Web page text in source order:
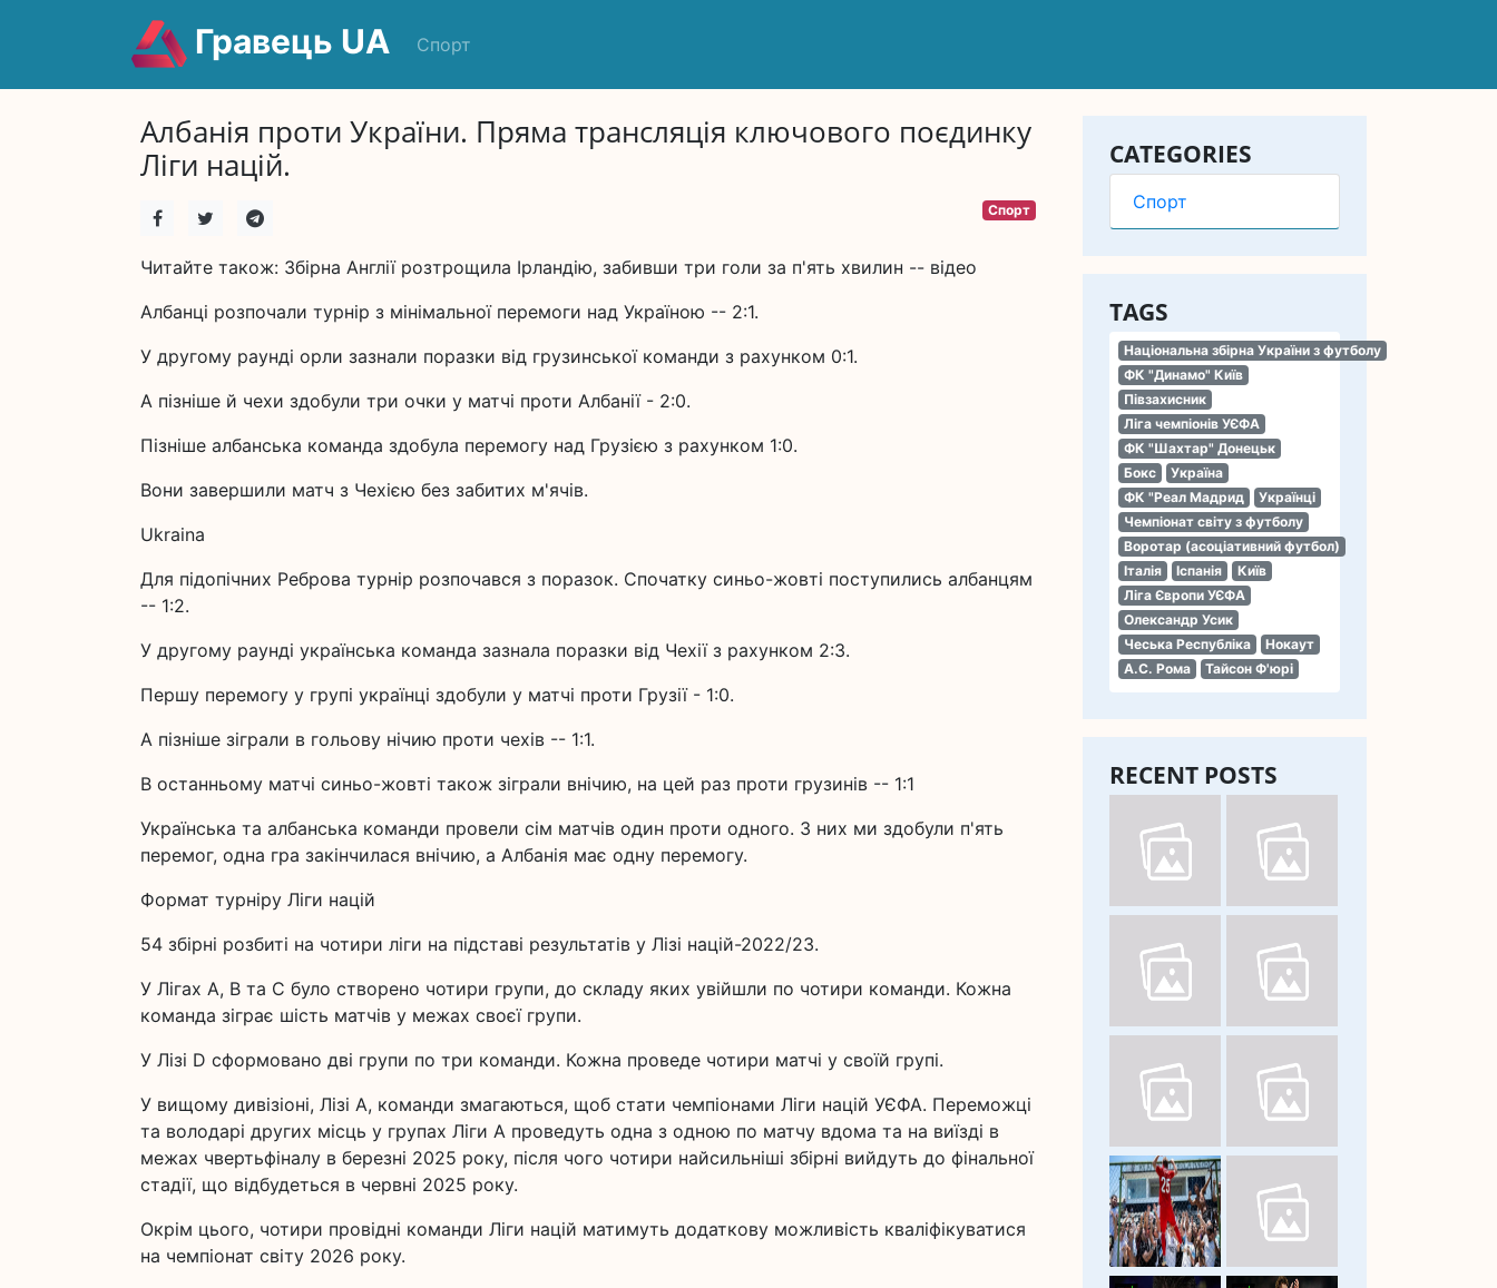
Гравець UA Спорт
CATEGORIES
Спорт
TAGS
Національна збірна України з футболу
ФК "Динамо" Київ
Півзахисник
Ліга чемпіонів УЄФА
ФК "Шахтар" Донецьк
Бокс
Україна
ФК "Реал Мадрид
Українці
Чемпіонат світу з футболу
Воротар (асоціативний футбол)
Італія
Іспанія
Київ
Ліга Європи УЄФА
Олександр Усик
Чеська Республіка
Нокаут
А.С. Рома
Тайсон Ф'юрі
RECENT POSTS
Албанія проти України. Пряма трансляція ключового поєдинку
Ліги націй.
Спорт
Читайте також: Збірна Англії розтрощила Ірландію, забивши три голи за п'ять хвилин -- відео
Албанці розпочали турнір з мінімальної перемоги над Україною -- 2:1.
У другому раунді орли зазнали поразки від грузинської команди з рахунком 0:1.
А пізніше й чехи здобули три очки у матчі проти Албанії - 2:0.
Пізніше албанська команда здобула перемогу над Грузією з рахунком 1:0.
Вони завершили матч з Чехією без забитих м'ячів.
Ukraina
Для підопічних Реброва турнір розпочався з поразок. Спочатку синьо-жовті поступились албанцям
-- 1:2.
У другому раунді українська команда зазнала поразки від Чехії з рахунком 2:3.
Першу перемогу у групі українці здобули у матчі проти Грузії - 1:0.
А пізніше зіграли в гольову нічию проти чехів -- 1:1.
В останньому матчі синьо-жовті також зіграли внічию, на цей раз проти грузинів -- 1:1
Українська та албанська команди провели сім матчів один проти одного. З них ми здобули п'ять
перемог, одна гра закінчилася внічию, а Албанія має одну перемогу.
Формат турніру Ліги націй
54 збірні розбиті на чотири ліги на підставі результатів у Лізі націй-2022/23.
У Лігах A, B та C було створено чотири групи, до складу яких увійшли по чотири команди. Кожна
команда зіграє шість матчів у межах своєї групи.
У Лізі D сформовано дві групи по три команди. Кожна проведе чотири матчі у своїй групі.
У вищому дивізіоні, Лізі A, команди змагаються, щоб стати чемпіонами Ліги націй УЄФА. Переможці
та володарі других місць у групах Ліги А проведуть одна з одною по матчу вдома та на виїзді в
межах чвертьфіналу в березні 2025 року, після чого чотири найсильніші збірні вийдуть до фінальної
стадії, що відбудеться в червні 2025 року.
Окрім цього, чотири провідні команди Ліги націй матимуть додаткову можливість кваліфікуватися
на чемпіонат світу 2026 року.